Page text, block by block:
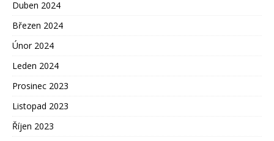
Duben 2024
Březen 2024
Únor 2024
Leden 2024
Prosinec 2023
Listopad 2023
Říjen 2023